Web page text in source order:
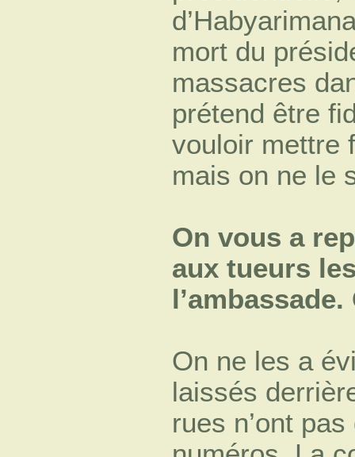
mort du
massacres
prétend être
vouloir mettre
mais on ne le
On vous a
aux tueurs
On ne les a
laissés
rues n’ont